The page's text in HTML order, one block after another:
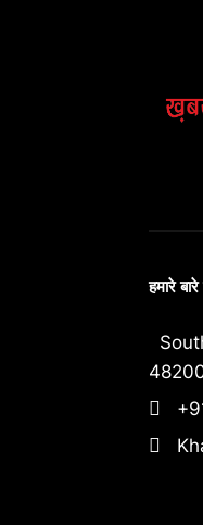
हमारे